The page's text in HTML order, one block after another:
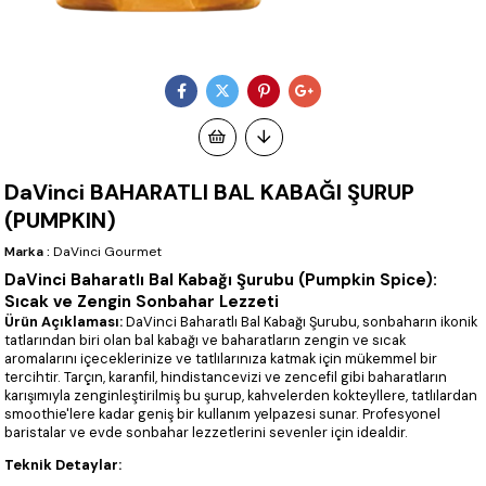
DaVinci BAHARATLI BAL KABAĞI ŞURUP
(PUMPKIN)
Marka : DaVinci Gourmet
DaVinci Baharatlı Bal Kabağı Şurubu (Pumpkin Spice):
Sıcak ve Zengin Sonbahar Lezzeti
Ürün Açıklaması:DaVinci Baharatlı Bal Kabağı Şurubu, sonbaharın ikonik
tatlarından biri olan bal kabağı ve baharatların zengin ve sıcak
aromalarını içeceklerinize ve tatlılarınıza katmak için mükemmel bir
tercihtir. Tarçın, karanfil, hindistancevizi ve zencefil gibi baharatların
karışımıyla zenginleştirilmiş bu şurup, kahvelerden kokteyllere, tatlılardan
smoothie'lere kadar geniş bir kullanım yelpazesi sunar. Profesyonel
baristalar ve evde sonbahar lezzetlerini sevenler için idealdir.
Teknik Detaylar: